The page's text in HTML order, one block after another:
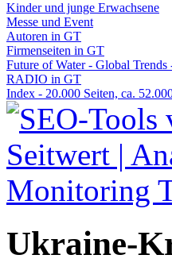
Kinder und junge Erwachsene
Messe und Event
Autoren in GT
Firmenseiten in GT
Future of Water - Global
RADIO in GT
Index - 20.000 Seiten, ca.
Ukraine-